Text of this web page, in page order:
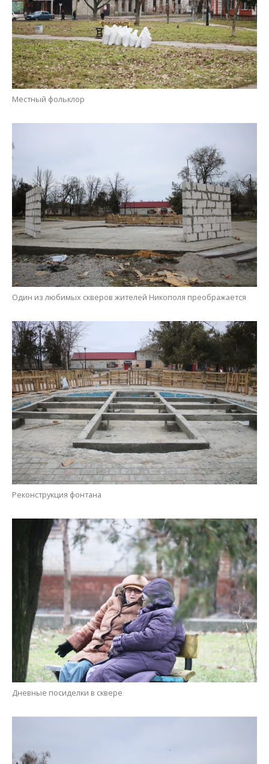
Местный фольклор
Один из любимых скверов жителей Никополя преображается
Реконструкция фонтана
Дневные посиделки в сквере